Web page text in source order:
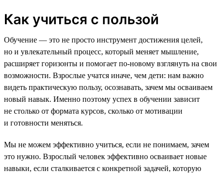
Как учиться с пользой
Обучение — это не просто инструмент достижения целей,
но и увлекательный процесс, который меняет мышление,
расширяет горизонты и помогает по-новому взглянуть на свои
возможности. Взрослые учатся иначе, чем дети: нам важно
видеть практическую пользу, осознавать, зачем мы осваиваем
новый навык. Именно поэтому успех в обучении зависит
не столько от формата курсов, сколько от мотивации
и готовности меняться.
Мы не можем эффективно учиться, если не понимаем, зачем
это нужно. Взрослый человек эффективно осваивает новые
навыки, если сталкивается с конкретной задачей, которую